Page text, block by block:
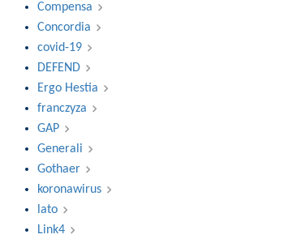
Compensa
Concordia
covid-19
DEFEND
Ergo Hestia
franczyza
GAP
Generali
Gothaer
koronawirus
lato
Link4